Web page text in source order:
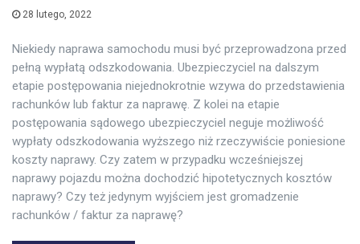
28 lutego, 2022
Niekiedy naprawa samochodu musi być przeprowadzona przed
pełną wypłatą odszkodowania. Ubezpieczyciel na dalszym
etapie postępowania niejednokrotnie wzywa do przedstawienia
rachunków lub faktur za naprawę. Z kolei na etapie
postępowania sądowego ubezpieczyciel neguje możliwość
wypłaty odszkodowania wyższego niż rzeczywiście poniesione
koszty naprawy. Czy zatem w przypadku wcześniejszej
naprawy pojazdu można dochodzić hipotetycznych kosztów
naprawy? Czy też jedynym wyjściem jest gromadzenie
rachunków / faktur za naprawę?